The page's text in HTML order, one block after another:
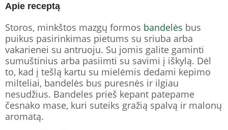
Apie receptą
Storos, minkštos mazgų formos bandelės bus
puikus pasirinkimas pietums su sriuba arba
vakarienei su antruoju. Su jomis galite gaminti
sumuštinius arba pasiimti su savimi į iškylą. Dėl
to, kad į tešlą kartu su mielėmis dedami kepimo
milteliai, bandelės bus puresnės ir ilgiau
nesudžius. Bandeles prieš kepant patepame
česnako mase, kuri suteiks gražią spalvą ir malonų
aromatą.